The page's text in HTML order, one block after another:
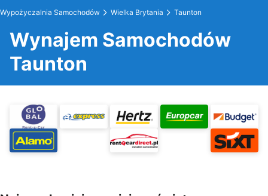
Wypożyczalnia Samochodów Wielka Brytania Taunton
Wynajem Samochodów
Taunton